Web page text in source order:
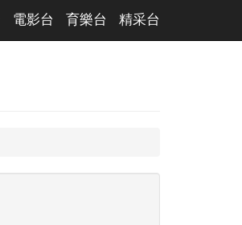
電影台 育樂台 精采台